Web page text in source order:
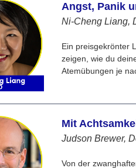
Angst, Panik
Ni-Cheng Liang,
Ein preisgekrönter
zeigen, wie du
Atemübungen je
Mit
Judson Brewer,
Von der